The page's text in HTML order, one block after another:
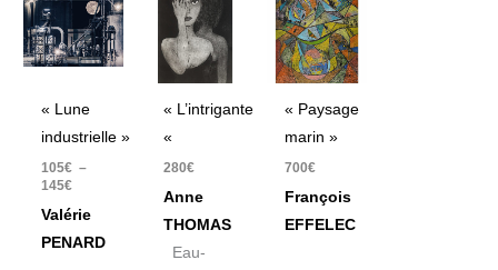
« Lune
industrielle »
105€ –
145€
de
prix :
105€
à
Valérie
PENARD
« L’intrigante
«
280€
Anne
THOMAS
Eau-
« Paysage
marin »
700€
François
EFFELEC